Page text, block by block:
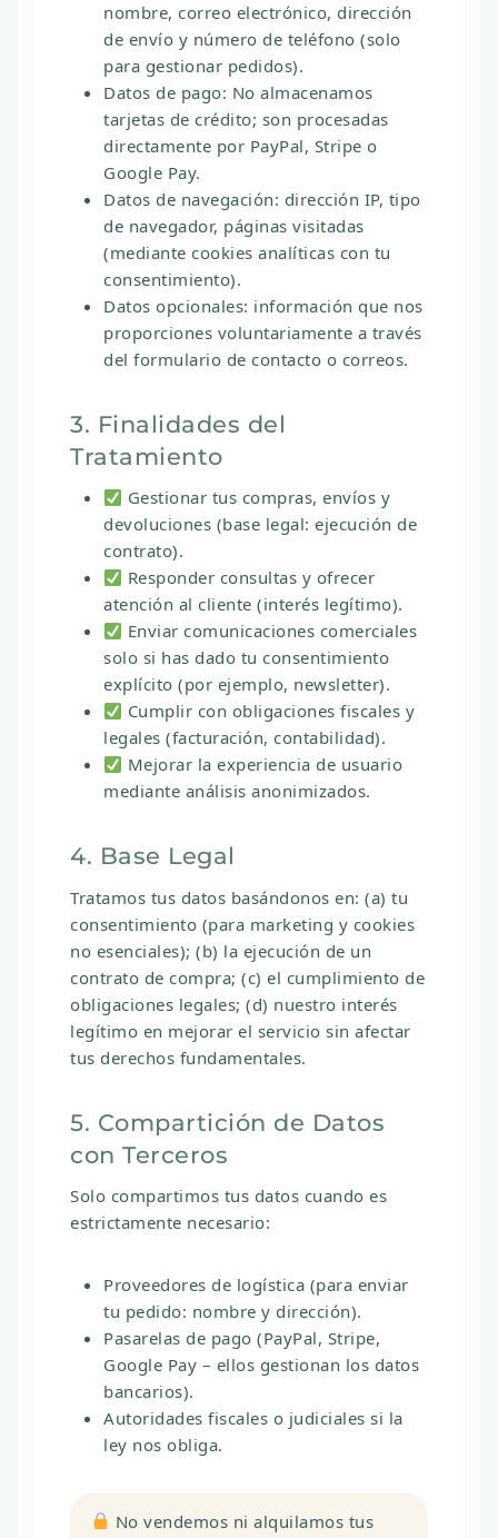
nombre, correo electrónico, dirección
de envío y número de teléfono (solo
para gestionar pedidos).
Datos de pago: No almacenamos
tarjetas de crédito; son procesadas
directamente por PayPal, Stripe o
Google Pay.
Datos de navegación: dirección IP, tipo
de navegador, páginas visitadas
(mediante cookies analíticas con tu
consentimiento).
Datos opcionales: información que nos
proporciones voluntariamente a través
del formulario de contacto o correos.
3. Finalidades del
Tratamiento
Gestionar tus compras, envíos y
devoluciones (base legal: ejecución de
contrato).
Responder consultas y ofrecer
atención al cliente (interés legítimo).
Enviar comunicaciones comerciales
solo si has dado tu consentimiento
explícito (por ejemplo, newsletter).
Cumplir con obligaciones fiscales y
legales (facturación, contabilidad).
Mejorar la experiencia de usuario
mediante análisis anonimizados.
4. Base Legal
Tratamos tus datos basándonos en: (a) tu
consentimiento (para marketing y cookies
no esenciales); (b) la ejecución de un
contrato de compra; (c) el cumplimiento de
obligaciones legales; (d) nuestro interés
legítimo en mejorar el servicio sin afectar
tus derechos fundamentales.
5. Compartición de Datos
con Terceros
Solo compartimos tus datos cuando es
estrictamente necesario:
Proveedores de logística (para enviar
tu pedido: nombre y dirección).
Pasarelas de pago (PayPal, Stripe,
Google Pay – ellos gestionan los datos
bancarios).
Autoridades fiscales o judiciales si la
ley nos obliga.
No vendemos ni alquilamos tus